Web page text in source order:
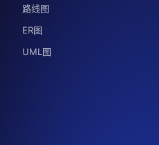
路线图
ER图
UML图